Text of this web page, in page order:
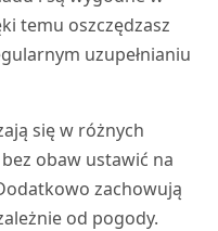
temu oszczędzasz
uzupełnianiu
się w różnych
obaw ustawić na
zachowują
od pogody.